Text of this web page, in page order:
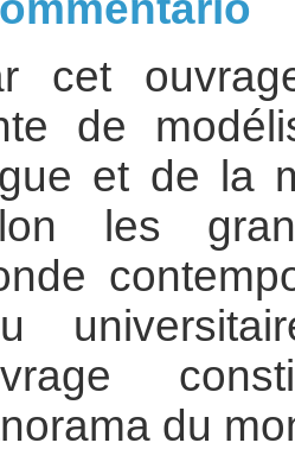
cet
de
et de la
les
du